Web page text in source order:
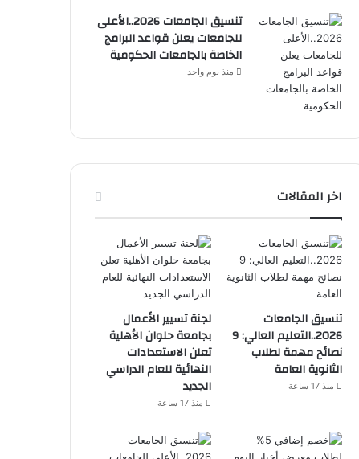
تنسيق الجامعات 2026..الأعلى
للجامعات يعلن قواعد البرامج
الخاصة بالجامعات الحكومية
منذ يوم واحد
اخر المقالات
تنسيق الجامعات
2026..التعليم العالي: 9
نصائح مهمة لطلاب
الثانوية العامة
منذ 17 ساعة
لجنة تسيير الأعمال
بجامعة حلوان الأهلية
تعلن الاستعدادات
النهائية للعام الدراسي
الجديد
منذ 17 ساعة